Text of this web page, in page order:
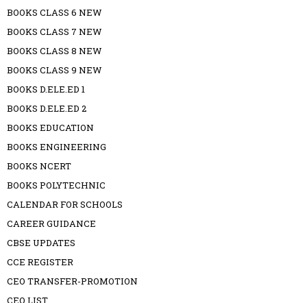
BOOKS CLASS 6 NEW
BOOKS CLASS 7 NEW
BOOKS CLASS 8 NEW
BOOKS CLASS 9 NEW
BOOKS D.ELE.ED 1
BOOKS D.ELE.ED 2
BOOKS EDUCATION
BOOKS ENGINEERING
BOOKS NCERT
BOOKS POLYTECHNIC
CALENDAR FOR SCHOOLS
CAREER GUIDANCE
CBSE UPDATES
CCE REGISTER
CEO TRANSFER-PROMOTION
CEO LIST